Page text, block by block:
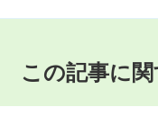
この記事に